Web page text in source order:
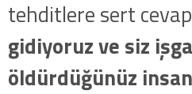
tehditlere sert
gidiyoruz ve siz
öldürdüğünüz